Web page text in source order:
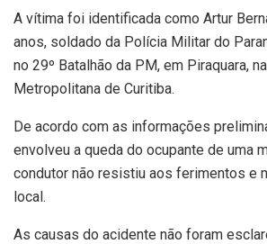
A vítima foi identificada como Artur
anos, soldado da Polícia Militar do
no 29º Batalhão da PM, em Piraquara,
Metropolitana de Curitiba.
De acordo com as informações
envolveu a queda do ocupante de uma
condutor não resistiu aos ferimentos e
local.
As causas do acidente não foram